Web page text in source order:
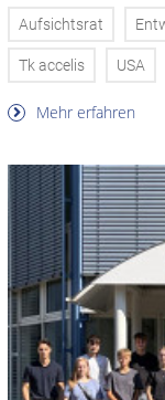
Aufsichtsrat
Tk accelis USA
Mehr erfahren